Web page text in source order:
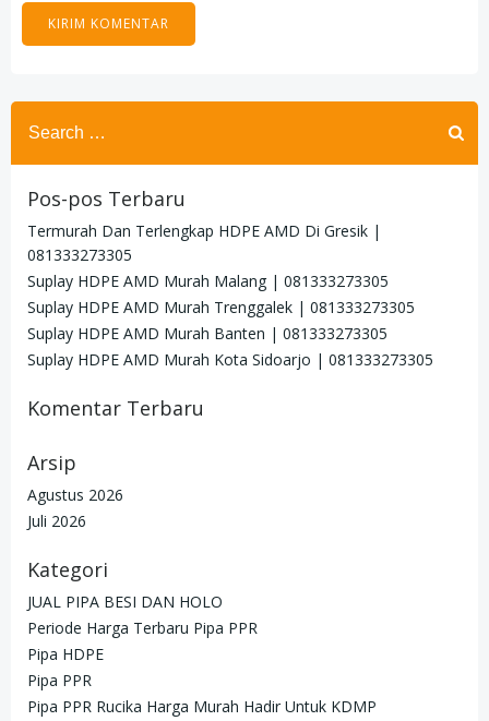
Search
for:
Pos-pos Terbaru
Termurah Dan Terlengkap HDPE AMD Di Gresik |
081333273305
Suplay HDPE AMD Murah Malang | 081333273305
Suplay HDPE AMD Murah Trenggalek | 081333273305
Suplay HDPE AMD Murah Banten | 081333273305
Suplay HDPE AMD Murah Kota Sidoarjo | 081333273305
Komentar Terbaru
Arsip
Agustus 2026
Juli 2026
Kategori
JUAL PIPA BESI DAN HOLO
Periode Harga Terbaru Pipa PPR
Pipa HDPE
Pipa PPR
Pipa PPR Rucika Harga Murah Hadir Untuk KDMP